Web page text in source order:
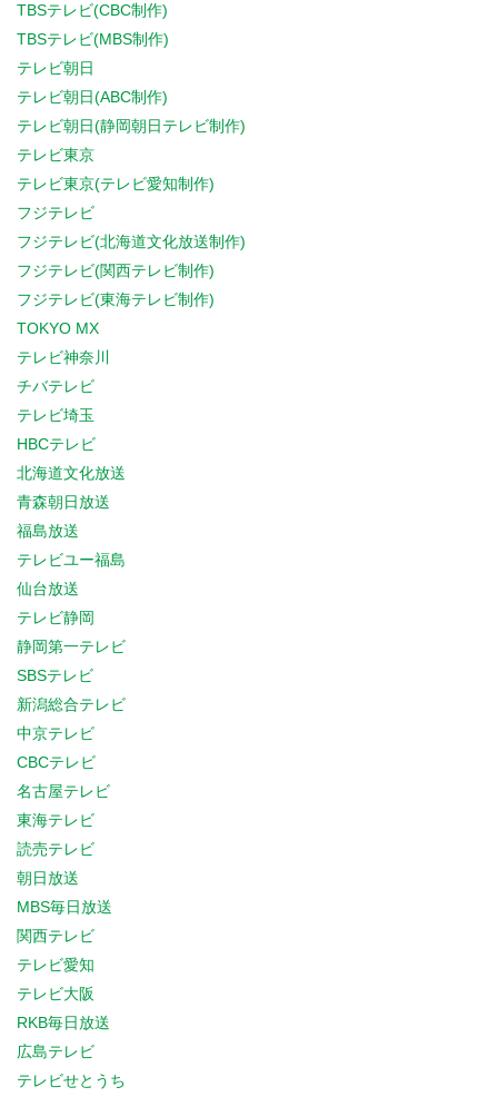
TBSテレビ(CBC制作)
TBSテレビ(MBS制作)
テレビ朝日
テレビ朝日(ABC制作)
テレビ朝日(静岡朝日テレビ制作)
テレビ東京
テレビ東京(テレビ愛知制作)
フジテレビ
フジテレビ(北海道文化放送制作)
フジテレビ(関西テレビ制作)
フジテレビ(東海テレビ制作)
TOKYO MX
テレビ神奈川
チバテレビ
テレビ埼玉
HBCテレビ
北海道文化放送
青森朝日放送
福島放送
テレビユー福島
仙台放送
テレビ静岡
静岡第一テレビ
SBSテレビ
新潟総合テレビ
中京テレビ
CBCテレビ
名古屋テレビ
東海テレビ
読売テレビ
朝日放送
MBS毎日放送
関西テレビ
テレビ愛知
テレビ大阪
RKB毎日放送
広島テレビ
テレビせとうち